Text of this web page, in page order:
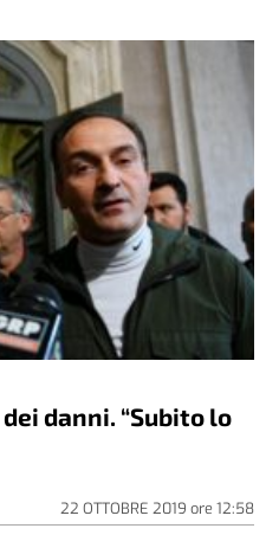
danni. “Subito lo
22 OTTOBRE 2019 ore 12:58